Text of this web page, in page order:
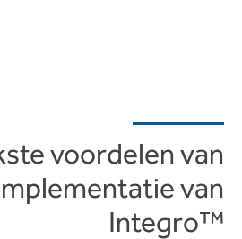
voordelen van
van
Integro™